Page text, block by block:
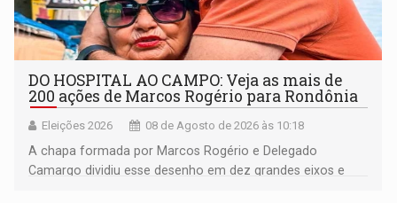
DO HOSPITAL AO CAMPO: Veja as mais de
200 ações de Marcos Rogério para Rondônia
Eleições 2026 08 de Agosto de 2026 às 10:18
A chapa formada por Marcos Rogério e Delegado
Camargo dividiu esse desenho em dez grandes eixos e